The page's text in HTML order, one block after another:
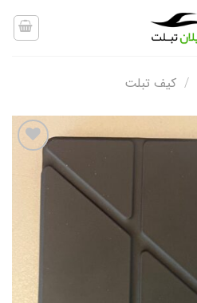
/ کیف تبلت
افزودن
علاقه